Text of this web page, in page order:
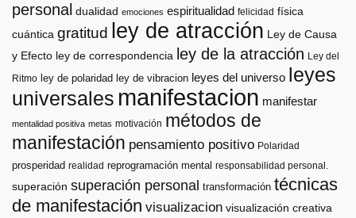
personal dualidad emociones espiritualidad felicidad física
cuántica gratitud ley de atracción Ley de Causa
y Efecto ley de correspondencia ley de la atracción Ley del
Ritmo ley de polaridad ley de vibracion leyes del universo
leyes
universales manifestacion manifestar
mentalidad positiva metas motivación métodos de
manifestación pensamiento positivo Polaridad
prosperidad realidad reprogramación mental responsabilidad personal.
superación superación personal transformación técnicas
de manifestación visualizacion visualización creativa